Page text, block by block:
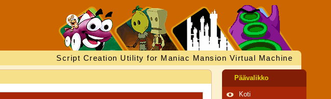
Script Creation Utility for Maniac Mansion Virtual Machine
Päävalikko
Koti